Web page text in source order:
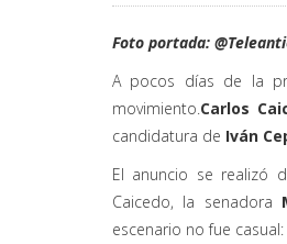
Foto portada:
A pocos días de la
movimiento. Carlos
candidatura de Iván
El anuncio se realizó
Caicedo, la senadora
escenario no fue